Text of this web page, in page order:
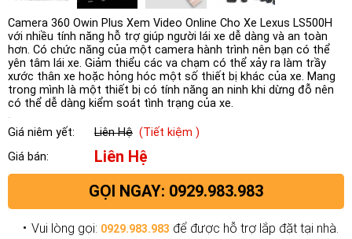
Camera 360 Owin Plus Xem Video Online Cho Xe Lexus LS500H
với nhiều tính năng hỗ trợ giúp người lái xe dễ dàng và an toàn
hơn. Có chức năng của một camera hành trình nên bạn có thể
yên tâm lái xe. Giảm thiểu các va chạm có thể xảy ra làm trầy
xước thân xe hoặc hỏng hóc một số thiết bị khác của xe. Mang
trong mình là một thiết bị có tính năng an ninh khi dừng đỗ nên
có thể dễ dàng kiểm soát tình trạng của xe.
Giá niêm yết: Liên Hệ (Tiết kiệm )
Giá bán:
Liên Hệ
GỌI NGAY: 0929.983.983
Vui lòng gọi: 0929.983.983 để được hỗ trợ lắp đặt tại nhà.